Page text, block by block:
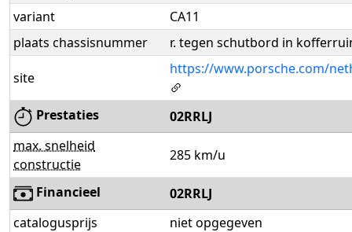
variant
CA11
plaats chassisnummer
r. tegen schutbord in
site
https://www.porsche.com/
Prestaties
02RRLJ
max. snelheid
constructie
285 km/u
Financieel
02RRLJ
catalogusprijs
niet opgegeven